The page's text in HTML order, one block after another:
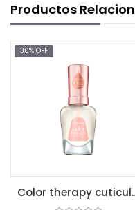
Productos
Color therapy cuticule oil